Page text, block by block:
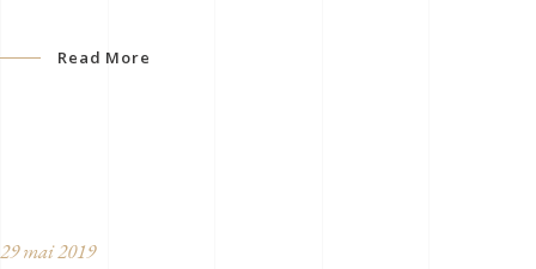
Read More
29 mai 2019